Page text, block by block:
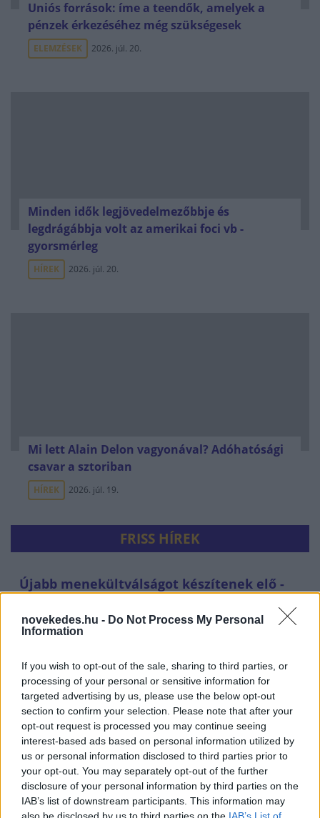
novekedes.hu - Do Not Process My Personal
Information
If you wish to opt-out of the sale, sharing to third parties, or
processing of your personal or sensitive information for
targeted advertising by us, please use the below opt-out
section to confirm your selection. Please note that after your
opt-out request is processed you may continue seeing
interest-based ads based on personal information utilized by
us or personal information disclosed to third parties prior to
your opt-out. You may separately opt-out of the further
disclosure of your personal information by third parties on the
IAB’s list of downstream participants. This information may
Uniós források: íme a teendők, amelyek a
pénzek érkezéséhez még szükségesek
ELEMZÉSEK 2026. júl. 20.
Minden idők legjövedelmezőbbje és
legdrágábbja volt az amerikai foci vb -
gyorsmérleg
HÍREK 2026. júl. 20.
Mi lett Alain Delon vagyonával? Adóhatósági
csavar a sztoriban
HÍREK 2026. júl. 19.
FRISS HÍREK
Újabb menekültválságot készítenek elő -
tömeges határsértésre buzdító üzenetek
miatt nyomoznak a spanyolok